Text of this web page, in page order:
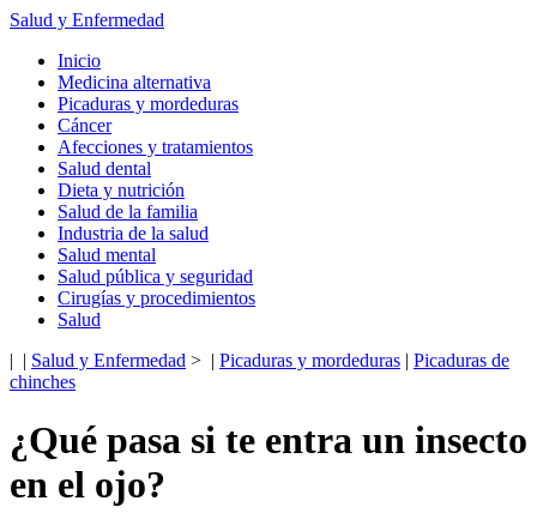
Salud y Enfermedad
Inicio
Medicina alternativa
Picaduras y mordeduras
Cáncer
Afecciones y tratamientos
Salud dental
Dieta y nutrición
Salud de la familia
Industria de la salud
Salud mental
Salud pública y seguridad
Cirugías y procedimientos
Salud
| | Salud y Enfermedad > | Picaduras y mordeduras | Picaduras de
chinches
¿Qué pasa si te entra un insecto
en el ojo?